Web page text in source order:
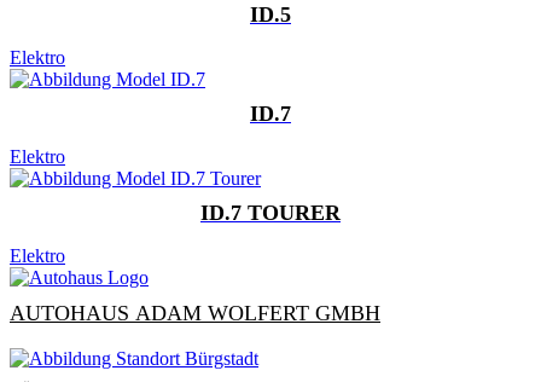
ID.5
Elektro
ID.7
Elektro
ID.7 TOURER
Elektro
AUTOHAUS ADAM WOLFERT GMBH